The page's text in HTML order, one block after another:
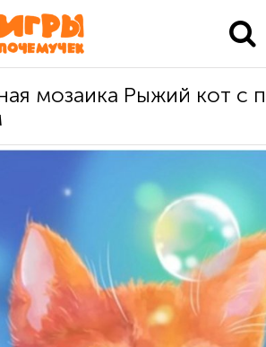
мозаика Рыжий кот с